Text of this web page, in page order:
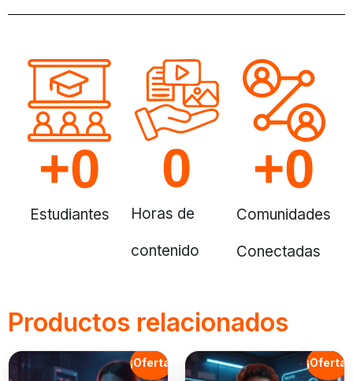
Estudiantes
+0
Horas de
contenido
0
Comunidades
Conectadas
+0
Productos relacionados
¡Oferta! ¡Oferta!